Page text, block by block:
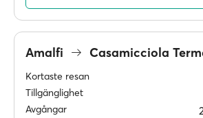
Amalfi Casamicciola
Kortaste resan
Tillgänglighet
Avgångar